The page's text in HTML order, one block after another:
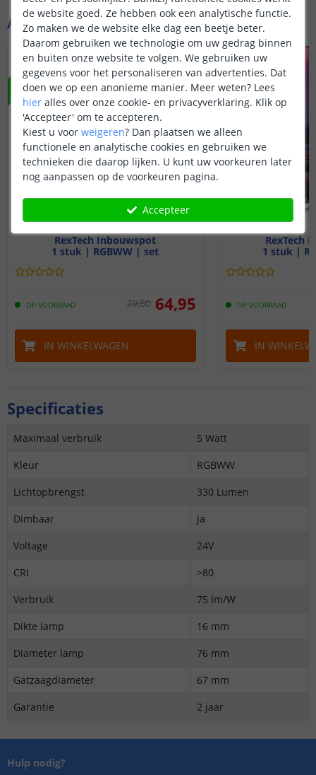
Aanvullende producten
NIEUW
RexTech Inbouwspot
1 stuk | RGBWW | set
OP VOORRAAD 79,80 64,95
IN WINKELWAGEN
NIEUW
RexTech
1 stuk |
OP VOORRAAD
IN
Specificaties
Maximaal verbruik
5 Watt
Kleur
RGBWW
Lichtopbrengst
330 Lumen
Dimbaar
Ja
Voltage
24V
CRI
>80
Verbruik
75 lm/W
Dikte lamp
16 mm
Diameter lamp
76 mm
Gatzaagdiameter
67 mm
Garantie
2 jaar
Hulp nodig?
de website goed. Ze hebben ook een analytische functie.
Zo maken we de website elke dag een beetje beter.
Daarom gebruiken we technologie om uw gedrag binnen
en buiten onze website te volgen. We gebruiken uw
gegevens voor het personaliseren van advertenties. Dat
doen we op een anonieme manier. Meer weten? Lees
hier alles over onze cookie- en privacyverklaring. Klik op
'Accepteer' om te accepteren.
Kiest u voor weigeren? Dan plaatsen we alleen
functionele en analytische cookies en gebruiken we
technieken die daarop lijken. U kunt uw voorkeuren later
nog aanpassen op de voorkeuren pagina.
Accepteer